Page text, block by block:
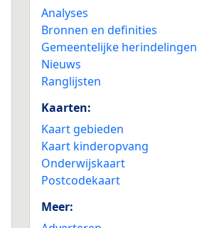
Analyses
Bronnen en definities
Gemeentelijke herindelingen
Nieuws
Ranglijsten
Kaarten:
Kaart gebieden
Kaart kinderopvang
Onderwijskaart
Postcodekaart
Meer: